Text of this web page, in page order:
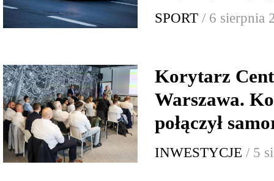
SPORT / 6 sierpnia
Korytarz
Warszawa.
połączył
INWESTYCJE / 5